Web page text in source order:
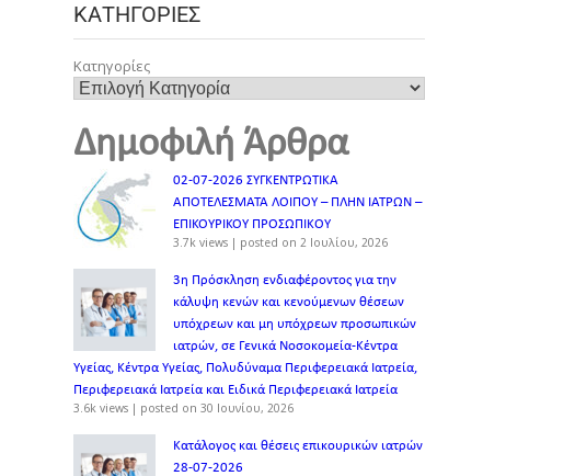
ΚΑΤΗΓΟΡΊΕΣ
Κατηγορίες
Δημοφιλή Άρθρα
02-07-2026 ΣΥΓΚΕΝΤΡΩΤΙΚΑ
ΑΠΟΤΕΛΕΣΜΑΤΑ ΛΟΙΠΟΥ – ΠΛΗΝ ΙΑΤΡΩΝ –
ΕΠΙΚΟΥΡΙΚΟΥ ΠΡΟΣΩΠΙΚOY
3.7k views | posted on 2 Ιουλίου, 2026
3η Πρόσκληση ενδιαφέροντος για την
κάλυψη κενών και κενούμενων θέσεων
υπόχρεων και μη υπόχρεων προσωπικών
ιατρών, σε Γενικά Νοσοκομεία-Κέντρα
Υγείας, Κέντρα Υγείας, Πολυδύναμα Περιφερειακά Ιατρεία,
Περιφερειακά Ιατρεία και Ειδικά Περιφερειακά Ιατρεία
3.6k views | posted on 30 Ιουνίου, 2026
Κατάλογος και θέσεις επικουρικών ιατρών
28-07-2026